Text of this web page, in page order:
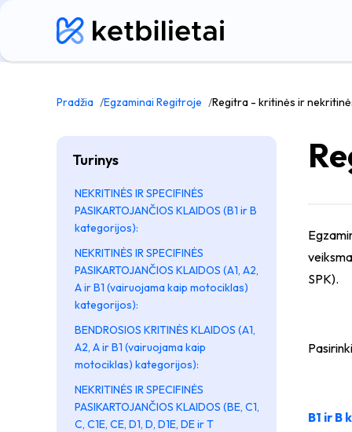
Pradžia Egzaminai Regitroje Regitra - kritinės ir
Turinys
NEKRITINĖS IR SPECIFINĖS
PASIKARTOJANČIOS KLAIDOS (B1 ir B
kategorijos):
NEKRITINĖS IR SPECIFINĖS
PASIKARTOJANČIOS KLAIDOS (A1, A2,
A ir B1 (vairuojama kaip motociklas)
kategorijos):
BENDROSIOS KRITINĖS KLAIDOS (A1,
A2, A ir B1 (vairuojama kaip
motociklas) kategorijos):
NEKRITINĖS IR SPECIFINĖS
PASIKARTOJANČIOS KLAIDOS (BE, C1,
C, C1E, CE, D1, D, D1E, DE ir T
SPK).
B1 ir